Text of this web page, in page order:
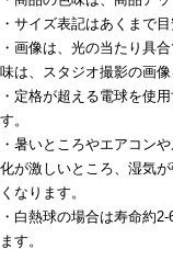
・サイズ表記はあくまで目
・画像は、光の当たり具
味は、スタジオ撮影の画像
・定格が超える電球を使
す。
・暑いところやエアコン
化が激しいところ、湿気
くなります。
・白熱球の場合は寿命約
ます。